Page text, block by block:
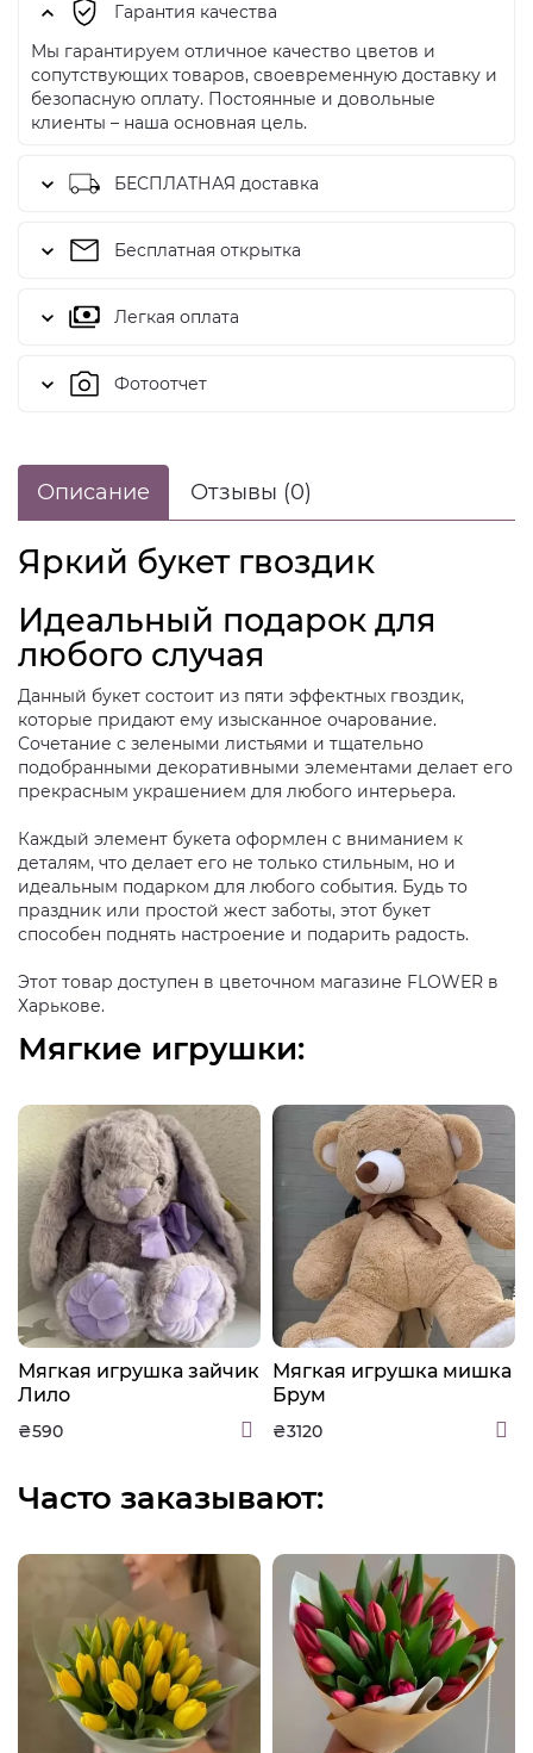
Гарантия качества
Мы гарантируем отличное качество цветов и
сопутствующих товаров, своевременную доставку и
безопасную оплату. Постоянные и довольные
клиенты – наша основная цель.
БЕСПЛАТНАЯ доставка
Бесплатная открытка
Легкая оплата
Фотоотчет
Описание Отзывы (0)
Яркий букет гвоздик
Идеальный подарок для
любого случая
Данный букет состоит из пяти эффектных гвоздик,
которые придают ему изысканное очарование.
Сочетание с зелеными листьями и тщательно
подобранными декоративными элементами делает его
прекрасным украшением для любого интерьера.
Каждый элемент букета оформлен с вниманием к
деталям, что делает его не только стильным, но и
идеальным подарком для любого события. Будь то
праздник или простой жест заботы, этот букет
способен поднять настроение и подарить радость.
Этот товар доступен в цветочном магазине FLOWER в
Харькове.
Мягкие игрушки:
Мягкая игрушка зайчик
Лило
₴590
Мягкая игрушка мишка
Брум
₴3120
Часто заказывают: